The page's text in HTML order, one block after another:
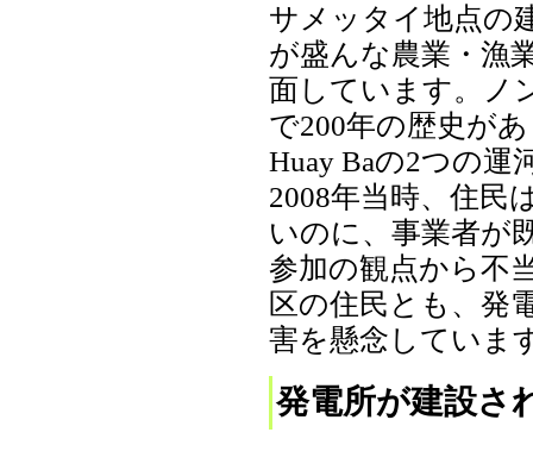
サメッタイ地点の
が盛んな農業・漁
面しています。ノ
で200年の歴史が
Huay Baの2つの運
2008年当時、住民
いのに、事業者が
参加の観点から不
区の住民とも、発
害を懸念していま
発電所が建設さ